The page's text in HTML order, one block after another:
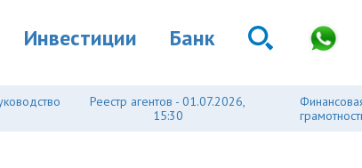
Инвестиции Банк
Реестр агентов - 01.07.2026,
15:30